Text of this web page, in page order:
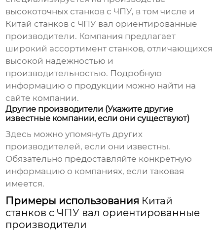
высокоточных станков с ЧПУ, в том числе и
Китай станков с ЧПУ вал ориентированные
производители. Компания предлагает
широкий ассортимент станков, отличающихся
высокой надежностью и
производительностью. Подробную
информацию о продукции можно найти на
сайте компании.
Другие производители (Укажите другие
известные компании, если они существуют)
Здесь можно упомянуть других
производителей, если они известны.
Обязательно предоставляйте конкретную
информацию о компаниях, если таковая
имеется.
Примеры использования Китай
станков с ЧПУ вал ориентированные
производители